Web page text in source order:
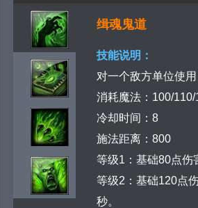
缉魂鬼道
技能说明：
对一个敌方单位使
消耗魔法：100/
冷却时间：8
施法距离：800
等级1：基础80点伤
等级2：基础120点
秒。